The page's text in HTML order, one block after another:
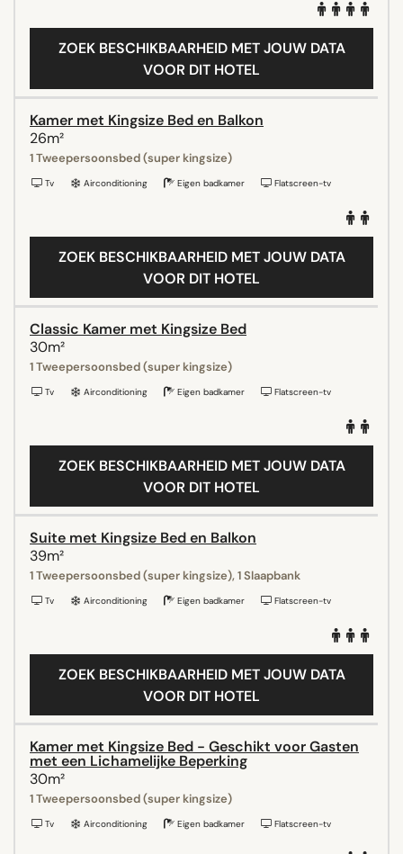
ZOEK BESCHIKBAARHEID MET JOUW DATA
VOOR DIT HOTEL
Kamer met Kingsize Bed en Balkon
26m²
1 Tweepersoonsbed (super kingsize)
Tv Airconditioning Eigen badkamer Flatscreen-tv
ZOEK BESCHIKBAARHEID MET JOUW DATA
VOOR DIT HOTEL
Classic Kamer met Kingsize Bed
30m²
1 Tweepersoonsbed (super kingsize)
Tv Airconditioning Eigen badkamer Flatscreen-tv
ZOEK BESCHIKBAARHEID MET JOUW DATA
VOOR DIT HOTEL
Suite met Kingsize Bed en Balkon
39m²
1 Tweepersoonsbed (super kingsize), 1 Slaapbank
Tv Airconditioning Eigen badkamer Flatscreen-tv
ZOEK BESCHIKBAARHEID MET JOUW DATA
VOOR DIT HOTEL
Kamer met Kingsize Bed - Geschikt voor Gasten
met een Lichamelijke Beperking
30m²
1 Tweepersoonsbed (super kingsize)
Tv Airconditioning Eigen badkamer Flatscreen-tv